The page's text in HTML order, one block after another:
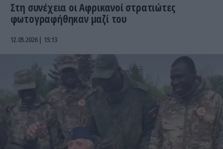
Στη συνέχεια οι Αφρικανοί στρατιώτες
φωτογραφήθηκαν μαζί του
12.05.2026 | 15:13